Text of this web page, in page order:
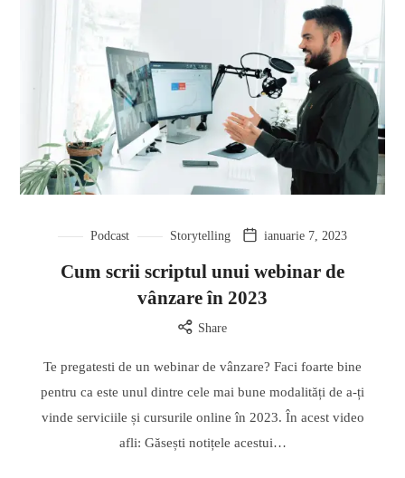
Podcast Storytelling ianuarie 7, 2023
Cum scrii scriptul unui webinar de
vânzare în 2023
Share
Te pregatesti de un webinar de vânzare? Faci foarte bine
pentru ca este unul dintre cele mai bune modalități de a-ți
vinde serviciile și cursurile online în 2023. În acest video
afli: Găsești notițele acestui…